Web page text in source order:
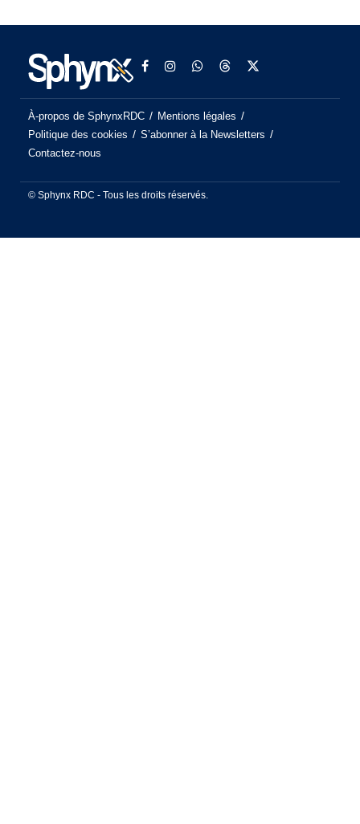
À-propos de SphynxRDC
Mentions légales
Politique des cookies
S’abonner à la Newsletters
Contactez-nous
© Sphynx RDC - Tous les droits réservés.